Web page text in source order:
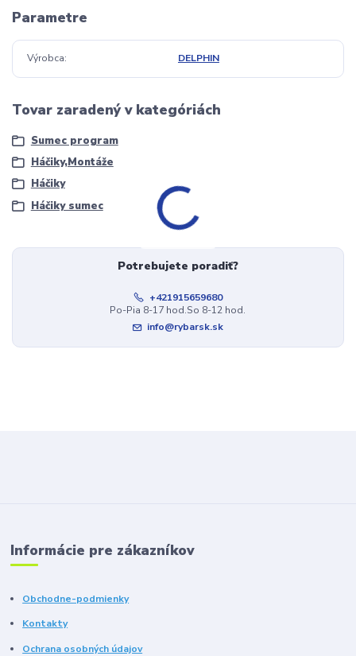
Parametre
Výrobca DELPHIN
Tovar zaradený v kategóriách
Sumec program
Háčiky,Montáže
Háčiky
Háčiky sumec
Potrebujete poradiť?
+421915659680
Po-Pia 8-17 hod.So 8-12 hod.
info@rybarsk.sk
Informácie pre zákazníkov
Obchodne-podmienky
Kontakty
Ochrana osobných údajov